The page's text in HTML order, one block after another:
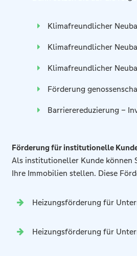
Klimafreundlicher
Klimafreundlicher
Klimafreundlicher
Förderung
Barrierereduzierung –
Förderung für institutionelle
Als institutioneller Kunde können
Ihre Immobilien stellen. Diese
Heizungsförderung für
Heizungsförderung für